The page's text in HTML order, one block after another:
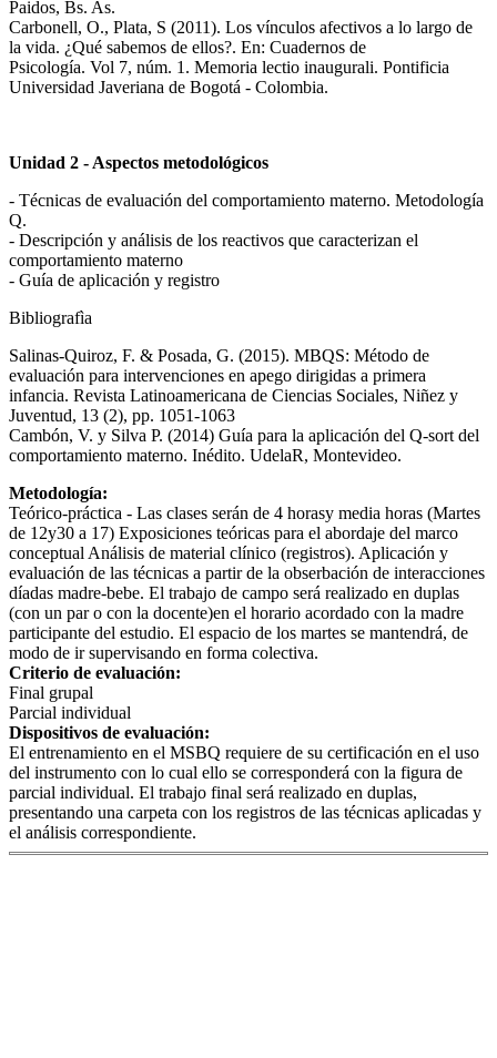
Paidos, Bs. As.
Carbonell, O., Plata, S (2011). Los vínculos afectivos a lo largo de
la vida. ¿Qué sabemos de ellos?. En: Cuadernos de
Psicología. Vol 7, núm. 1. Memoria lectio inaugurali. Pontificia
Universidad Javeriana de Bogotá - Colombia.
Unidad 2 - Aspectos metodológicos
- Técnicas de evaluación del comportamiento materno. Metodología
Q.
- Descripción y análisis de los reactivos que caracterizan el
comportamiento materno
- Guía de aplicación y registro
Bibliografìa
Salinas-Quiroz, F. & Posada, G. (2015). MBQS: Método de
evaluación para intervenciones en apego dirigidas a primera
infancia. Revista Latinoamericana de Ciencias Sociales, Niñez y
Juventud, 13 (2), pp. 1051-1063
Cambón, V. y Silva P. (2014) Guía para la aplicación del Q-sort del
comportamiento materno. Inédito. UdelaR, Montevideo.
Metodología:
Teórico-práctica - Las clases serán de 4 horasy media horas (Martes
de 12y30 a 17) Exposiciones teóricas para el abordaje del marco
conceptual Análisis de material clínico (registros). Aplicación y
evaluación de las técnicas a partir de la obserbación de interacciones
díadas madre-bebe. El trabajo de campo será realizado en duplas
(con un par o con la docente)en el horario acordado con la madre
participante del estudio. El espacio de los martes se mantendrá, de
modo de ir supervisando en forma colectiva.
Criterio de evaluación:
Final grupal
Parcial individual
Dispositivos de evaluación:
El entrenamiento en el MSBQ requiere de su certificación en el uso
del instrumento con lo cual ello se corresponderá con la figura de
parcial individual. El trabajo final será realizado en duplas,
presentando una carpeta con los registros de las técnicas aplicadas y
el análisis correspondiente.